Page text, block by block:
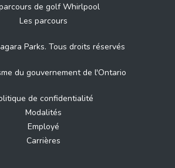
de golf Whirlpool
Les parcours
Parks. Tous droits réservés
du gouvernement de l'Ontario
de confidentialité
Modalités
Employé
Carrières